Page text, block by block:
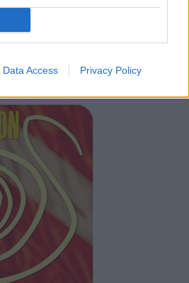
Data Access Privacy Policy